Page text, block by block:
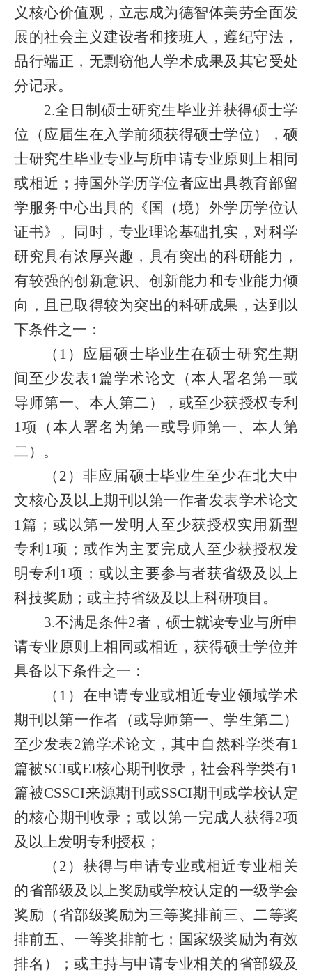
义核心价值观，立志成为德智体美劳全面发
展的社会主义建设者和接班人，遵纪守法，
品行端正，无剽窃他人学术成果及其它受处
分记录。
2.全日制硕士研究生毕业并获得硕士学
位（应届生在入学前须获得硕士学位），硕
士研究生毕业专业与所申请专业原则上相同
或相近；持国外学历学位者应出具教育部留
学服务中心出具的《国（境）外学历学位认
证书》。同时，专业理论基础扎实，对科学
研究具有浓厚兴趣，具有突出的科研能力，
有较强的创新意识、创新能力和专业能力倾
向，且已取得较为突出的科研成果，达到以
下条件之一：
（1）应届硕士毕业生在硕士研究生期
间至少发表1篇学术论文（本人署名第一或
导师第一、本人第二），或至少获授权专利
1项（本人署名为第一或导师第一、本人第
二）。
（2）非应届硕士毕业生至少在北大中
文核心及以上期刊以第一作者发表学术论文
1篇；或以第一发明人至少获授权实用新型
专利1项；或作为主要完成人至少获授权发
明专利1项；或以主要参与者获省级及以上
科技奖励；或主持省级及以上科研项目。
3.不满足条件2者，硕士就读专业与所申
请专业原则上相同或相近，获得硕士学位并
具备以下条件之一：
（1）在申请专业或相近专业领域学术
期刊以第一作者（或导师第一、学生第二）
至少发表2篇学术论文，其中自然科学类有1
篇被SCI或EI核心期刊收录，社会科学类有1
篇被CSSCI来源期刊或SSCI期刊或学校认定
的核心期刊收录；或以第一完成人获得2项
及以上发明专利授权；
（2）获得与申请专业或相近专业相关
的省部级及以上奖励或学校认定的一级学会
奖励（省部级奖励为三等奖排前三、二等奖
排前五、一等奖排前七；国家级奖励为有效
排名）；或主持与申请专业相关的省部级及